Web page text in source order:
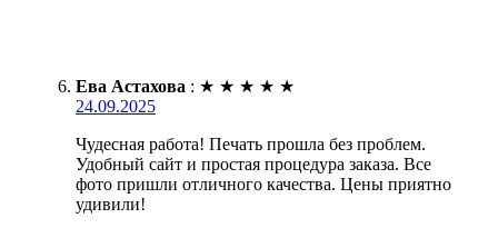
Ева Астахова : ★ ★ ★ ★ ★
24.09.2025
Чудесная работа! Печать прошла без проблем.
Удобный сайт и простая процедура заказа. Все
фото пришли отличного качества. Цены приятно
удивили!